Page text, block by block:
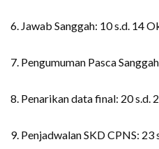
6. Jawab Sanggah: 10 s.d. 14
7. Pengumuman Pasca
8. Penarikan data final: 20 s.d.
9. Penjadwalan SKD CPNS: